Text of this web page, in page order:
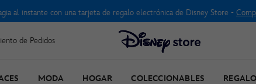
Cuaderno réplica libro cuentos solo 14,50 € | Con compras superiores a
de Pedidos
MODA HOGAR COLECCIONABLES